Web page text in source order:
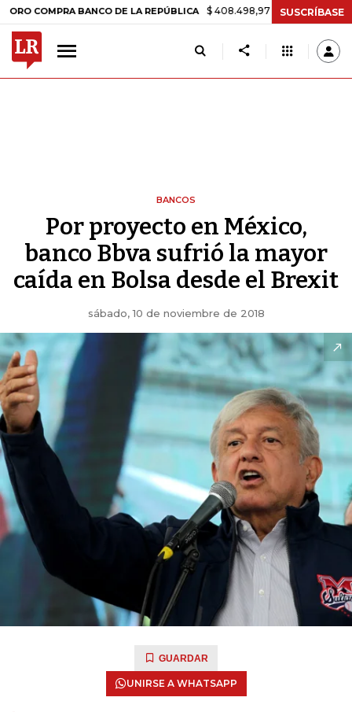
BANCO DE LA REPÚBLICA $ 408.498,97 +$ 8.753,81 +2,19%
SUSCRÍBASE
BANCOS
Por proyecto en México,
banco Bbva sufrió la mayor
caída en Bolsa desde el Brexit
sábado, 10 de noviembre de 2018
GUARDAR
UNIRSE A WHATSAPP